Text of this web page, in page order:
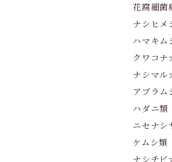
花腐細菌
ナシヒメ
ハマキム
クワコナ
ナシマル
アブラム
ハダニ類
ニセナシ
ケムシ類
ナシチビ